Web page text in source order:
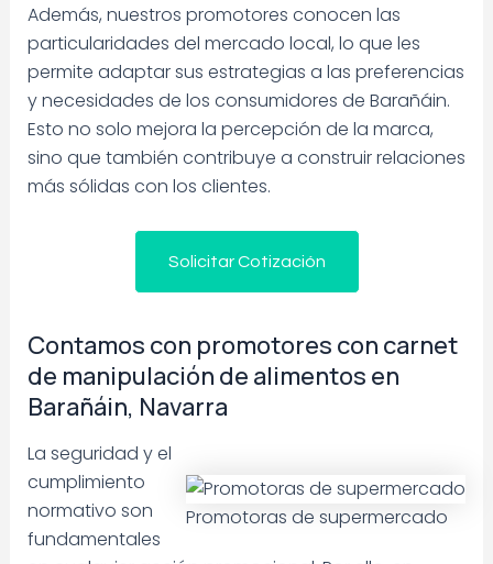
Además, nuestros promotores conocen las
particularidades del mercado local, lo que les
permite adaptar sus estrategias a las preferencias
y necesidades de los consumidores de Barañáin.
Esto no solo mejora la percepción de la marca,
sino que también contribuye a construir relaciones
más sólidas con los clientes.
Solicitar Cotización
Contamos con promotores con carnet
de manipulación de alimentos en
Barañáin, Navarra
Promotoras de supermercado
La seguridad y el
cumplimiento
normativo son
fundamentales